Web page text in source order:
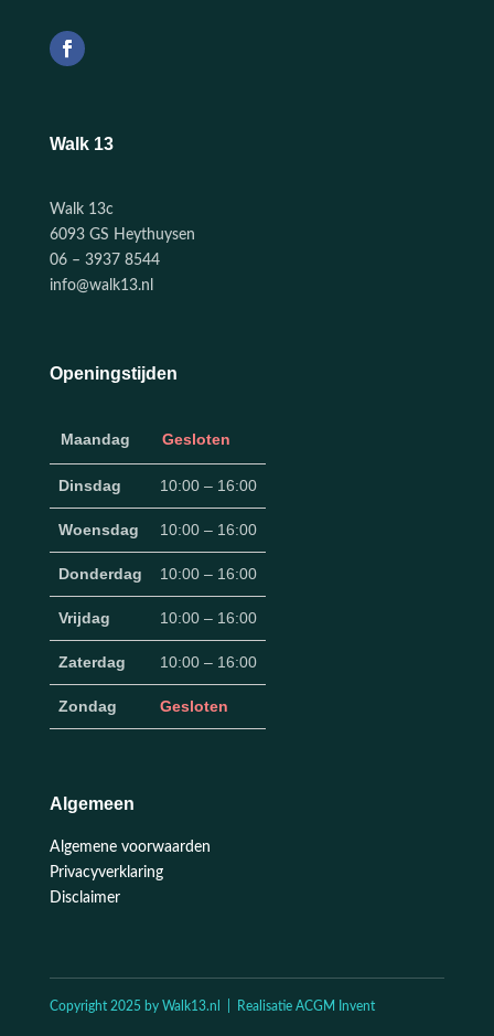
Walk 13
Walk 13c
6093 GS Heythuysen
06 – 3937 8544
info@walk13.nl
Openingstijden
Maandag Gesloten
Dinsdag 10:00 – 16:00
Woensdag 10:00 – 16:00
Donderdag 10:00 – 16:00
Vrijdag 10:00 – 16:00
Zaterdag 10:00 – 16:00
Zondag Gesloten
Algemeen
Algemene voorwaarden
Privacyverklaring
Disclaimer
Copyright 2025 by Walk13.nl | Realisatie ACGM Invent